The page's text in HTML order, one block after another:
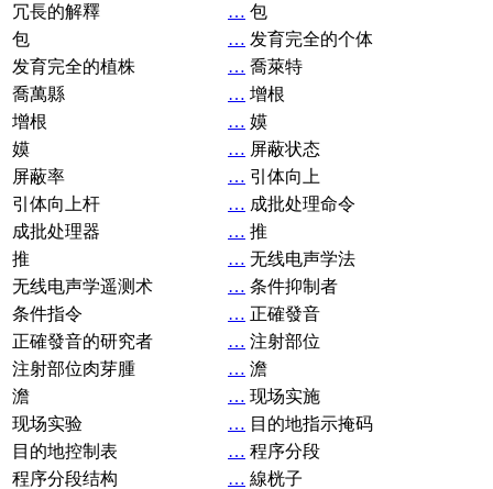
冗長的解釋
… 包
包
… 发育完全的个体
发育完全的植株
… 喬萊特
喬萬縣
… 增根
增根
… 嫫
嫫
… 屏蔽状态
屏蔽率
… 引体向上
引体向上杆
… 成批处理命令
成批处理器
… 推
推
… 无线电声学法
无线电声学遥测术
… 条件抑制者
条件指令
… 正確發音
正確發音的研究者
… 注射部位
注射部位肉芽腫
… 澹
澹
… 现场实施
现场实验
… 目的地指示掩码
目的地控制表
… 程序分段
程序分段结构
… 線桄子